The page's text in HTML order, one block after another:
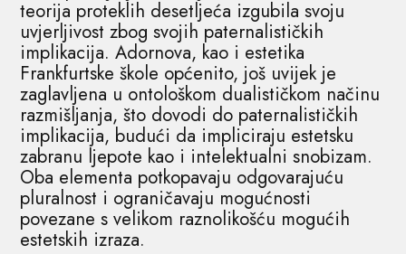
teorija proteklih desetljeća izgubila svoju
uvjerljivost zbog svojih paternalističkih
implikacija. Adornova, kao i estetika
Frankfurtske škole općenito, još uvijek je
zaglavljena u ontološkom dualističkom načinu
razmišljanja, što dovodi do paternalističkih
implikacija, budući da impliciraju estetsku
zabranu ljepote kao i intelektualni snobizam.
Oba elementa potkopavaju odgovarajuću
pluralnost i ograničavaju mogućnosti
povezane s velikom raznolikošću mogućih
estetskih izraza.